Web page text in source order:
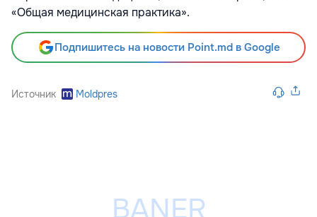
«Общая медицинская практика».
Подпишитесь на новости Point.md в Google
Источник Moldpres